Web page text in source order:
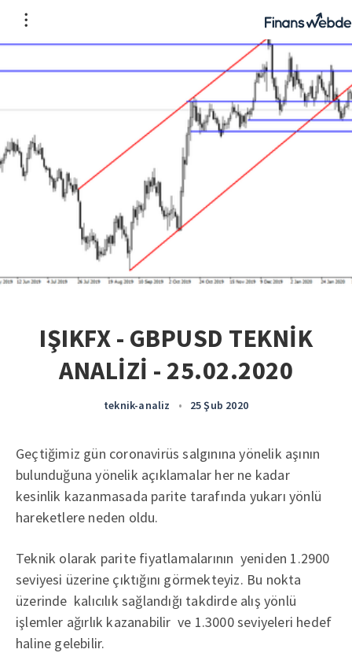
IŞIKFX - GBPUSD TEKNİK
ANALİZİ - 25.02.2020
teknik-analiz • 25 Şub 2020
Geçtiğimiz gün coronavirüs salgınına yönelik aşının
bulunduğuna yönelik açıklamalar her ne kadar
kesinlik kazanmasada parite tarafında yukarı yönlü
hareketlere neden oldu.
Teknik olarak parite fiyatlamalarının yeniden 1.2900
seviyesi üzerine çıktığını görmekteyiz. Bu nokta
üzerinde kalıcılık sağlandığı takdirde alış yönlü
işlemler ağırlık kazanabilir ve 1.3000 seviyeleri hedef
haline gelebilir.